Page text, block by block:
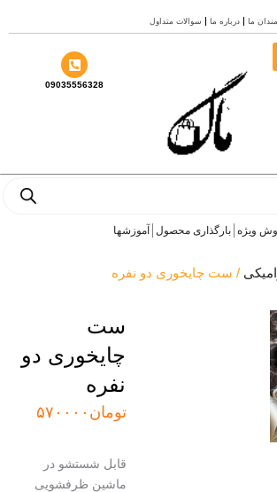
درباره ما سوالات متداول
09035556328
بارگذاری محصول آموزشها
/ ست چایخوری دو نفره
ست
چایخوری دو
نفره
تومان۵۷۰۰۰۰
قابل شستشو در
ماشین ظرفشویی